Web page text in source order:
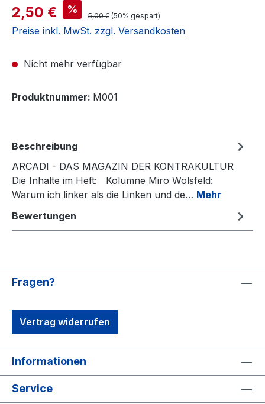
Verkaufspreis:
2,50 € % Regulärer Preis:
5,00 € (50% gespart)
Preise inkl. MwSt. zzgl. Versandkosten
Nicht mehr verfügbar
Produktnummer: M001
Beschreibung
ARCADI - DAS MAGAZIN DER KONTRAKULTUR
Die Inhalte im Heft: Kolumne Miro Wolsfeld:
Warum ich linker als die Linken und de… Mehr
Bewertungen
Fragen?
Vertrag widerrufen
Informationen
Service